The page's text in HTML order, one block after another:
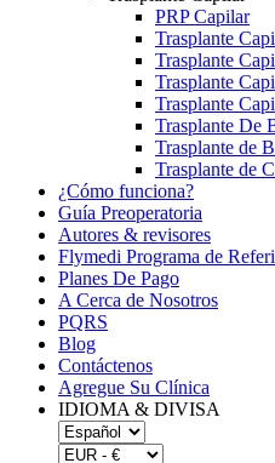
PRP Capilar
Trasplante
Trasplante
Trasplante
Trasplante
Trasplante De
Trasplante de
Trasplante de
¿Cómo funciona?
Guía Preoperatoria
Autores & revisores
Flymedi Programa de
Planes De Pago
A Cerca de Nosotros
PQRS
Blog
Contáctenos
Agregue Su Clínica
IDIOMA & DIVISA